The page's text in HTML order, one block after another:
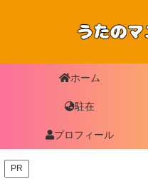
ホーム
駐在
プロフィール
PR